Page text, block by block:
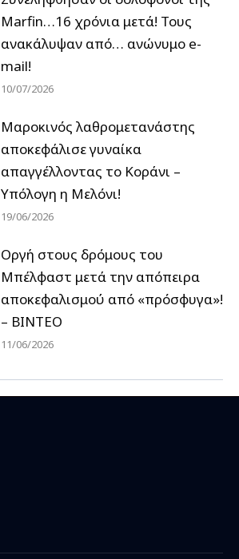
Marfin…16 χρόνια μετά! Τους
ανακάλυψαν από… ανώνυμο e-
mail!
10/07/2026
Μαροκινός λαθρομετανάστης
αποκεφάλισε γυναίκα
απαγγέλλοντας το Κοράνι –
Υπόλογη η Μελόνι!
19/06/2026
Οργή στους δρόμους του
Μπέλφαστ μετά την απόπειρα
αποκεφαλισμού από «πρόσφυγα»!
– ΒΙΝΤΕΟ
11/06/2026